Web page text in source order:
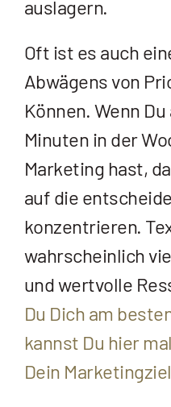
auslagern.
Oft ist es auch
Abwägens von
Können. Wenn
Minuten in der
Marketing hast,
auf die
konzentrieren.
wahrscheinlich
und wertvolle
Du Dich am
kannst Du hier
Dein